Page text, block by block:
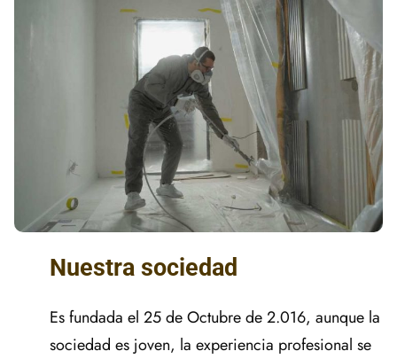
Nuestra sociedad
Es fundada el 25 de Octubre de 2.016, aunque la
sociedad es joven, la experiencia profesional se